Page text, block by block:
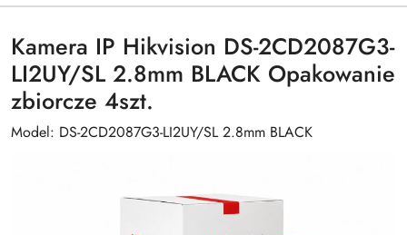
Kamera IP Hikvision DS-2CD2087G3-
LI2UY/SL 2.8mm BLACK Opakowanie
zbiorcze 4szt.
Model: DS-2CD2087G3-LI2UY/SL 2.8mm BLACK